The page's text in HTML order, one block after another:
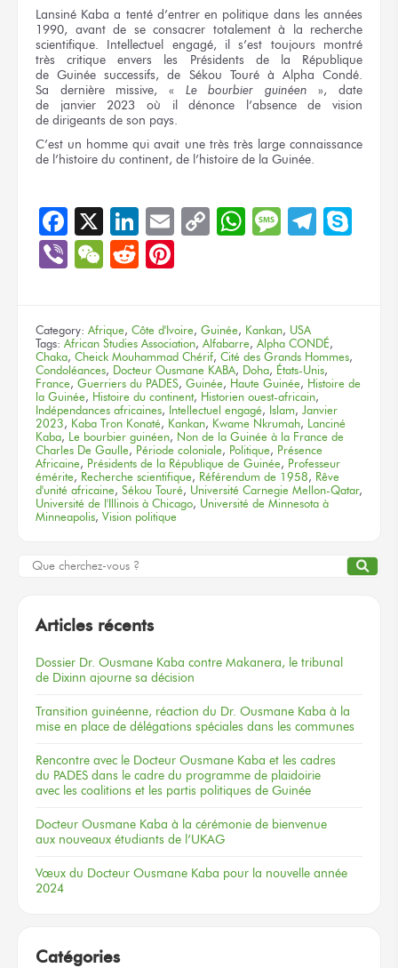
Lansiné Kaba a tentéd’entreren politique dans les années
1990, avant de se consacrer totalement à la recherche
scientifique. Intellectuel engagé, il s’est toujours montré
très critique envers les Présidents
de la République
de Guinée successifs,de Sékou Touré à Alpha Condé.
Sa dernièremissive, « Le bourbier guinéen », date
de janvier 2023
où il dénonce l’absencede vision
de dirigeants de son pays.
C’est un homme qui avait une très très large connaissance
de l’histoire du continent, de l’histoire de la Guinée.
Facebook
X LinkedIn
EmailCopyWhatsApp
Message
ViberWeChat
Reddit
Category: Afrique, Côte d'Ivoire, Guinée, Kankan, USA
Tags: African Studies Association, Alfabarre, Alpha CONDÉ,
Chaka, Cheick Mouhammad Chérif, Cité des Grands Hommes,
Condoléances, Docteur Ousmane KABA, Doha, États-Unis,
France, Guerriers du PADES, Guinée, Haute Guinée, Histoire de
la Guinée, Histoire du continent, Historien ouest-africain,
Indépendances africaines, Intellectuel engagé, Islam, Janvier
2023, Kaba Tron Konaté, Kankan, Kwame Nkrumah, Lanciné
Kaba, Le bourbier guinéen, Non de la Guinée à la France de
Charles De Gaulle, Période coloniale, Politique, Présence
Africaine, Présidents de la République de Guinée, Professeur
émérite, Recherche scientifique, Référendum de 1958, Rêve
d'unité africaine, Sékou Touré, Université Carnegie Mellon-Qatar,
Université de l'Illinois à Chicago, Université de Minnesota à
Minneapolis, Vision politique
Articles récents
Dossier Dr. Ousmane Kaba contre Makanera, le tribunal
de Dixinn ajourne sa décision
Transition guinéenne, réaction du Dr. Ousmane Kaba à la
mise en place de délégations spéciales dans les communes
Rencontre avec le Docteur Ousmane Kaba et les cadres
du PADES dans le cadre du programme de plaidoirie
avec les coalitions et les partis politiques de Guinée
Docteur Ousmane Kaba à la cérémonie de bienvenue
aux nouveaux étudiants de l’UKAG
Vœux du Docteur Ousmane Kaba pour la nouvelle année
2024
Catégories